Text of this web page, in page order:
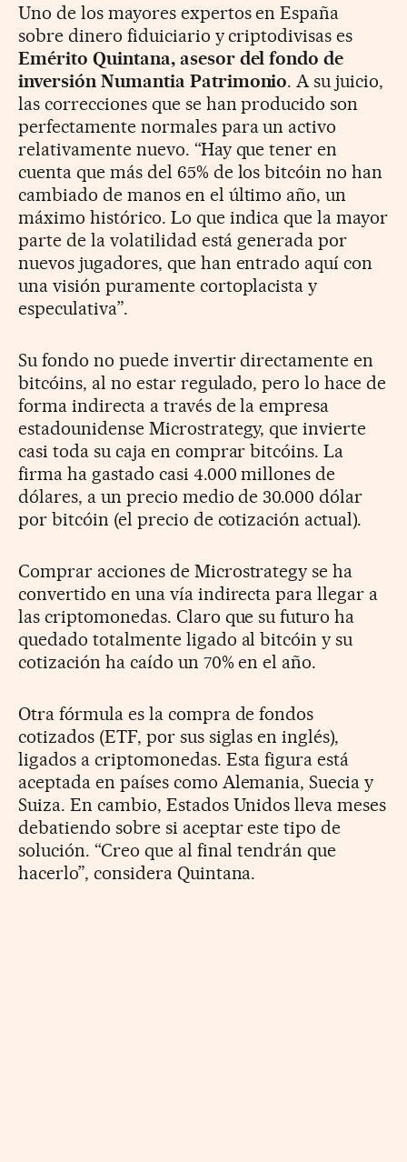
Uno de los mayores expertos en España
sobre dinero fiduiciario y criptodivisas es
Emérito Quintana, asesor del fondo de
inversión Numantia Patrimonio. A su juicio,
las correcciones que se han producido son
perfectamente normales para un activo
relativamente nuevo. “Hay que tener en
cuenta que más del 65% de los bitcóin no han
cambiado de manos en el último año, un
máximo histórico. Lo que indica que la mayor
parte de la volatilidad está generada por
nuevos jugadores, que han entrado aquí con
una visión puramente cortoplacista y
especulativa”.
Su fondo no puede invertir directamente en
bitcóins, al no estar regulado, pero lo hace de
forma indirecta a través de la empresa
estadounidense Microstrategy, que invierte
casi toda su caja en comprar bitcóins. La
firma ha gastado casi 4.000 millones de
dólares, a un precio medio de 30.000 dólar
por bitcóin (el precio de cotización actual).
Comprar acciones de Microstrategy se ha
convertido en una vía indirecta para llegar a
las criptomonedas. Claro que su futuro ha
quedado totalmente ligado al bitcóin y su
cotización ha caído un 70% en el año.
Otra fórmula es la compra de fondos
cotizados (ETF, por sus siglas en inglés),
ligados a criptomonedas. Esta figura está
aceptada en países como Alemania, Suecia y
Suiza. En cambio, Estados Unidos lleva meses
debatiendo sobre si aceptar este tipo de
solución. “Creo que al final tendrán que
hacerlo”, considera Quintana.